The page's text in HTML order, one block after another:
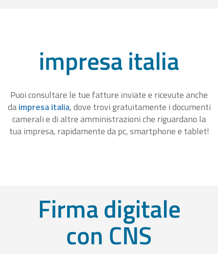
impresa italia
Puoi consultare le tue fatture inviate e ricevute anche
daimpresa italia, dove trovi gratuitamente i documenti
camerali e di altre amministrazioni che riguardano la
tua impresa, rapidamente da pc, smartphone e tablet!
Firma digitale
con CNS